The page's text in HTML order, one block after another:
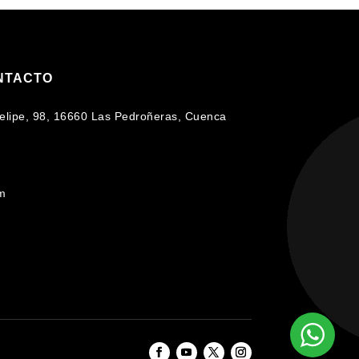
98, 16660 Las Pedroñeras, Cuenca